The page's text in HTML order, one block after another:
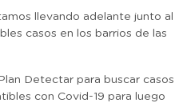
llevando adelante junto al
casos en los barrios de las
Detectar para buscar casos
con Covid-19 para luego